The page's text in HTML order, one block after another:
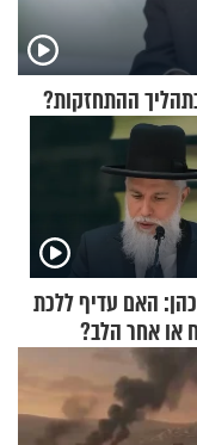
ההתחזקות?
האם עדיף ללכת
או אחר הלב?